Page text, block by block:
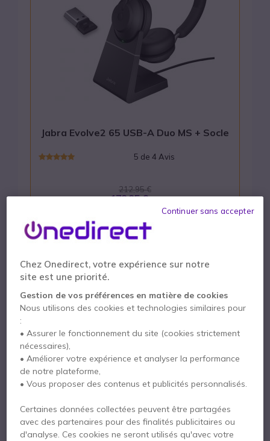
Jabra Evolve2 65 USB-A Duo MS + Socle
5 de 4 Avis
212,95 €
179,95 €
Recharge rapide en 90 minutes
Batterie longue durée : autonomie max. de
Appairage sans-fil simplifiée
ACHETER
Numéro 3
Chez Onedirect, votre expérience sur notre
site est une priorité.
Gestion de vos préférences en matière de cookies
Nous utilisons des cookies et technologies similaires pour
:
• Assurer le fonctionnement du site (cookies strictement
nécessaires),
• Améliorer votre expérience et analyser la performance
de notre plateforme,
• Vous proposer des contenus et publicités personnalisés.
Certaines données collectées peuvent être partagées
avec des partenaires pour des finalités publicitaires ou
d'analyse. Ces cookies ne seront utilisés qu'avec votre
Continuer sans accepter